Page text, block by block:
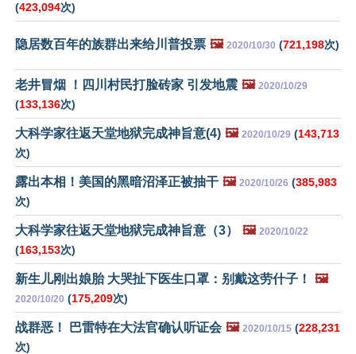
(423,094次)
隐居数百年的族群出来给川普投票 🖼️ 2020/10/30 (721,198次)
老井冒烟 ！四川村民打脸砖家 引发地震 🖼️ 2020/10/29
(133,136次)
大科学家往返天堂地狱完成神旨意(4) 🖼️ 2020/10/29 (143,713
次)
露出本相！美国的黑暗沼泽正被抽干 🖼️ 2020/10/26 (385,983
次)
大科学家往返天堂地狱完成神旨意（3） 🖼️ 2020/10/22
(163,153次)
新生儿刚出娘胎 大哭扯下医生口罩：别戴这劳什子！ 🖼️
2020/10/20 (175,209次)
战群恶！ 巴雷特在大法官确认听证会 🖼️ 2020/10/15 (228,231
次)